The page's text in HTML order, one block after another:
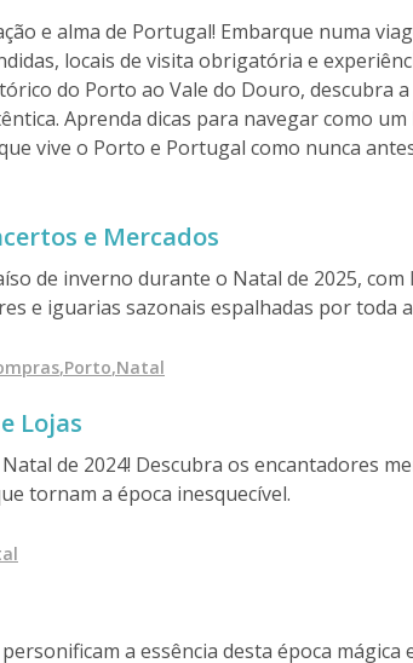
e alma de Portugal! Embarque numa
locais de visita obrigatória e
do Porto ao Vale do Douro, descubra a
Aprenda dicas para navegar como
vive o Porto e Portugal como nunca
e Mercados
de inverno durante o Natal de 2025, com
e iguarias sazonais espalhadas por toda
lojas locais, além de dicas privilegiadas
nossas Food Tours.
,Porto,Natal
Lojas
de 2024! Descubra os encantadores
tornam a época inesquecível.
a essência desta época mágica